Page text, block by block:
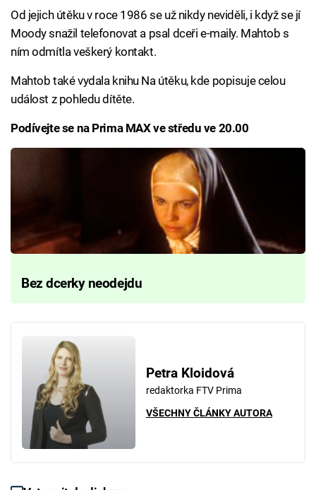
Od jejich útěku v roce 1986 se už nikdy neviděli, i když se jí
Moody snažil telefonovat a psal dceři e-maily. Mahtob s
ním odmítla veškerý kontakt.
Mahtob také vydala knihu Na útěku, kde popisuje celou
událost z pohledu dítěte.
Podívejte se na Prima MAX ve středu ve 20.00
Bez dcerky neodejdu
Petra Kloidová
redaktorka FTV Prima
VŠECHNY ČLÁNKY AUTORA